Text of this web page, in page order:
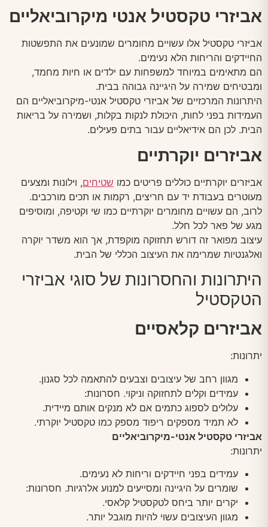
אביזרי טקסטיל אנטי מיקרוביאליים
אביזרי טקסטיל אלו עשויים מחומרים שמונעים את התפשטות
החיידקים והריחות הלא נעימים.
הם מתאימים במיוחד למשפחות עם ילדים או חיות מחמד,
ומבטיחים שמירה על היגיינה גבוהה בבית.
היתרונות המרכזיים של אביזרי טקסטיל אנטי-מיקרוביאליים הם
העמידות בפני לחות, היכולת לנקות בקלות, ושמירה על בריאות
הבית. לכן הם אידיאליים עבור בתים פעילים.
אביזרים יוקרתיים
אביזרים יוקרתיים כוללים פריטים כמו שטיחים, וילונות ומצעים
מעוטרים בעבודת יד עם חריצים, רקמות או תכים מורכבים.
לרוב, הם עשויים מחומרים יוקרתיים כמו שי וקטיפה, ומוסיפים
מגע של פאר לכל חלל.
עיצוב מפואר זה דורש תחזוקה מוקפדת, אך הוא משדר יוקרה
ואלגנטיות שמרימה את העיצוב הכללי של הבית.
היתרונות והחסרונות של סוגי אביזרי
הטקסטיל
אביזרים קלאסיים
יתרונות:
מגוון רחב של עיצובים וצבעים להתאמה לכל סגנון.
עמידים וקלים לתחזוקה וניקוי. חסרונות:
עלולים לספוג כתמים אם לא מנקים אותם מיידית.
לא תמיד מספקים ריפוד מספק כמו טקסטיל יוקרתי.
אביזרי טקסטיל אנטי-מיקרוביאליים
יתרונות:
עמידים בפני חיידקים וריחות לא נעימים.
שומרים על היגיינה ומסייעים למנוע אלרגיות. חסרונות:
יקרים יותר ביחס לטקסטיל קלאסי.
מגוון העיצובים עשוי להיות מוגבל יותר.